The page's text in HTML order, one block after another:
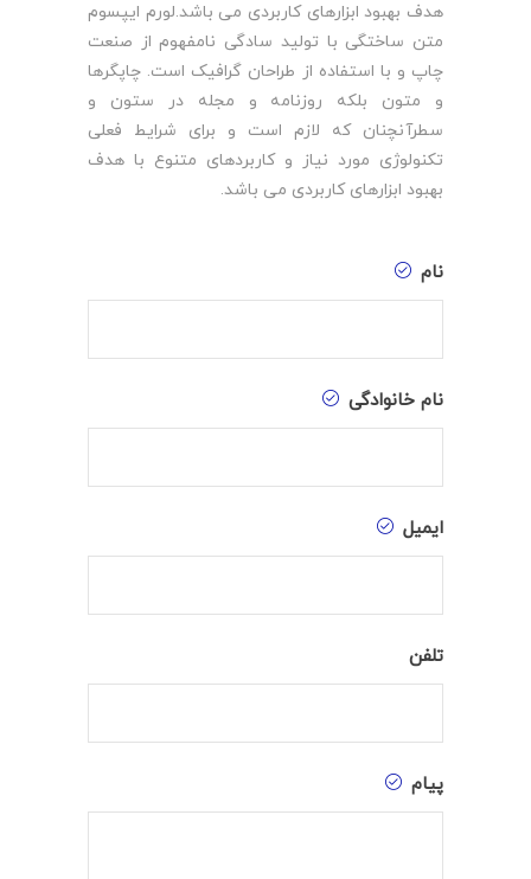
هدف بهبود ابزارهای کاربردی می باشد.لورم ایپسوم
متن ساختگی با تولید سادگی نامفهوم از صنعت
چاپ و با استفاده از طراحان گرافیک است. چاپگرها
و متون بلکه روزنامه و مجله در ستون و
سطرآنچنان که لازم است و برای شرایط فعلی
تکنولوژی مورد نیاز و کاربردهای متنوع با هدف
بهبود ابزارهای کاربردی می باشد.
نام
نام خانوادگی
ایمیل
تلفن
پیام